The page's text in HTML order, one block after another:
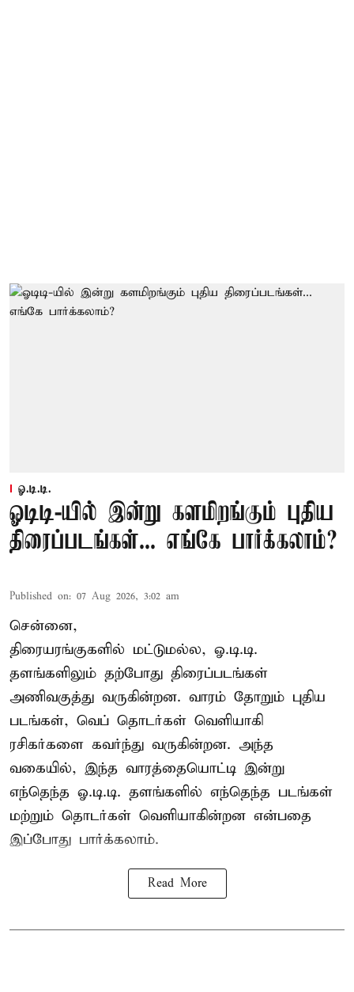
ஓ.டி.டி.
ஓடிடி-யில் இன்று களமிறங்கும் புதிய
திரைப்படங்கள்... எங்கே பார்க்கலாம்?
Published on: 07 Aug 2026, 3:02 am
சென்னை,
திரையரங்குகளில் மட்டுமல்ல, ஓ.டி.டி.
தளங்களிலும் தற்போது திரைப்படங்கள்
அணிவகுத்து வருகின்றன. வாரம் தோறும் புதிய
படங்கள், வெப் தொடர்கள் வெளியாகி
ரசிகர்களை கவர்ந்து வருகின்றன. அந்த
வகையில், இந்த வாரத்தையொட்டி இன்று
எந்தெந்த ஓ.டி.டி. தளங்களில் எந்தெந்த படங்கள்
மற்றும் தொடர்கள் வெளியாகின்றன என்பதை
இப்போது பார்க்கலாம்.
Read More